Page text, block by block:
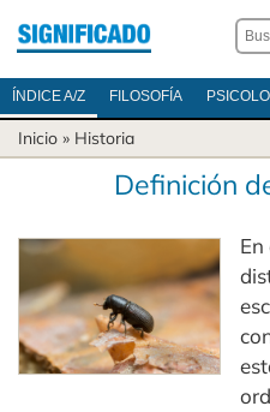
ÍNDICE A/Z FILOSOFÍA
Inicio » Historia
Definición